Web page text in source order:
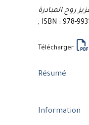
روح المبادرة
Télécharger
Résumé
Information